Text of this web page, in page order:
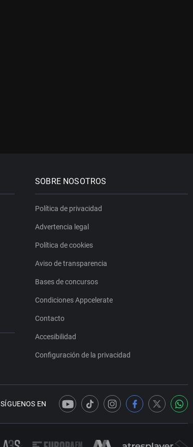
SOBRE NOSOTROS
Política de privacidad
Advertencia legal
Política de cookies
Aviso de transparencia
Bases de concursos
Condiciones Appcelerate
Contacto
Accesibilidad
Configuración de la privacidad
SÍGUENOS EN